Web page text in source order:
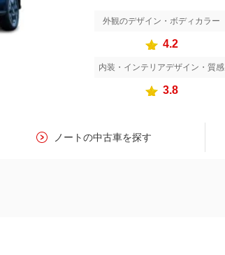
外観のデザイン・ボディカラー
4.2
内装・インテリアデザイン・質感
3.8
ノートの中古車を探す